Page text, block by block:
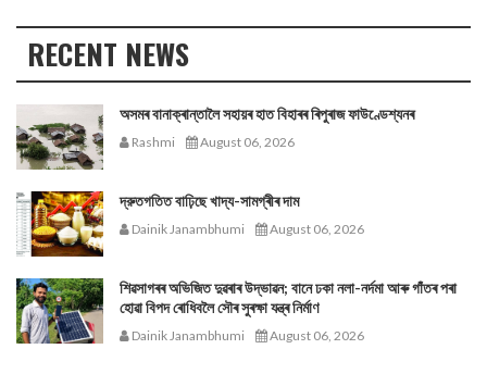
RECENT NEWS
অসমৰ বানাক্ৰান্তালৈ সহায়ৰ হাত বিহাৰৰ ৰিপুৰাজ ফাউণ্ডেশ্যনৰ
Rashmi August 06, 2026
দ্রুতগতিত বাঢ়িছে খাদ্য-সামগ্ৰীৰ দাম
Dainik Janambhumi August 06, 2026
শিৱসাগৰৰ অভিজিত দুৱৰাৰ উদ্ভাৱন; বানে ঢকা নলা-নৰ্দমা আৰু গাঁতৰ পৰা
হোৱা বিপদ ৰোধিবলৈ সৌৰ সুৰক্ষা যন্ত্ৰ নিৰ্মাণ
Dainik Janambhumi August 06, 2026